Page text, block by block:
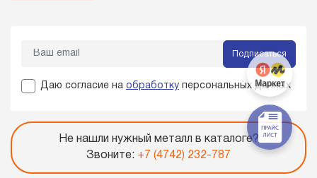
Подписаться
Даю согласие на обработку персональных данных
Не нашли нужный металл в каталоге?
Звоните: +7 (4742) 232-787